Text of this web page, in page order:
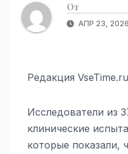
От
АПР 23, 2026
Редакция
Исследователи из
клинические
которые показали,